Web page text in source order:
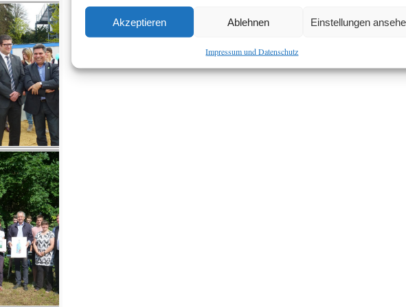
Akzeptieren Ablehnen Einstellungen
Impressum und Datenschutz